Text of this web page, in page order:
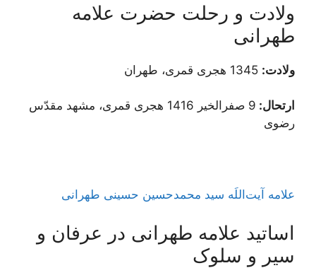
ولادت و رحلت حضرت علامه
طهرانی
ولادت:
ارتحال:
9 صفرالخیر 1416 هجری قمری، مشهد مقدّس
رضوی
علامه آیت‌اللَه سید محمدحسین حسینی طهرانی
اساتید علامه طهرانی در عرفان و
سیر و سلوک